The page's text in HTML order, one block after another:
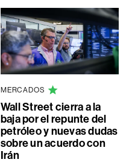
MERCADOS
Wall Street cierra a la
baja por el repunte del
petróleo y nuevas dudas
sobre un acuerdo con
Irán